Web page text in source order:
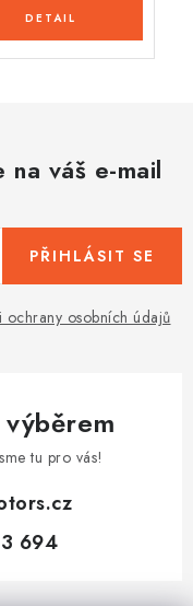
váš e-mail
ochrany osobních údajů
PŘIHLÁSIT SE
výběrem
tu pro vás!
694